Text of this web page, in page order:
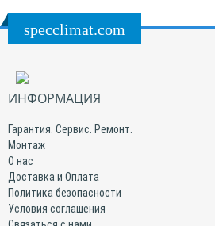
specclimat.com
ИНФОРМАЦИЯ
Гарантия. Сервис. Ремонт.
Монтаж
О нас
Доставка и Оплата
Политика безопасности
Условия соглашения